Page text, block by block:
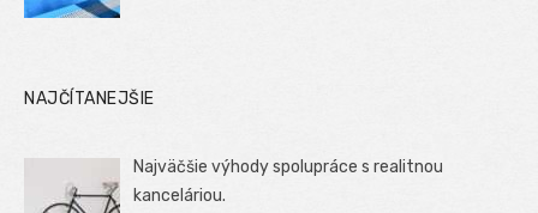
NAJČÍTANEJŠIE
Najväčšie výhody spolupráce s realitnou
kanceláriou.